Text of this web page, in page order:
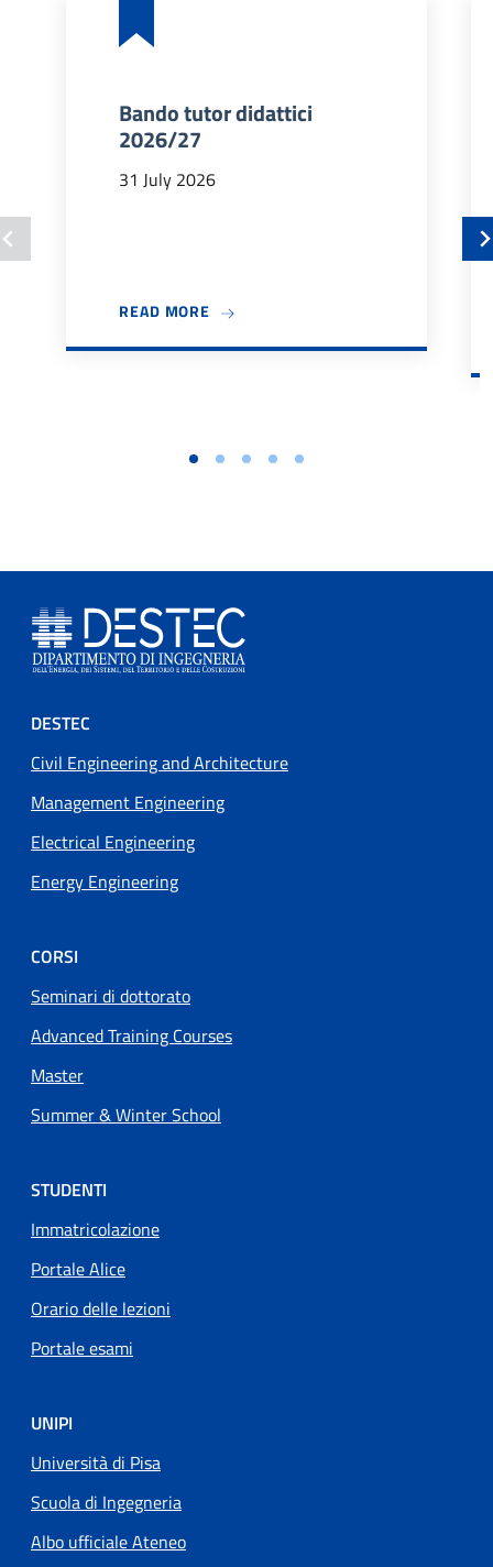
Bando tutor didattici
2026/27
31 July 2026
READ MORE ABOUT BANDO TUTOR DIDATTICI
Footer menu
DESTEC
Civil Engineering and Architecture
Management Engineering
Electrical Engineering
Energy Engineering
CORSI
Seminari di dottorato
Advanced Training Courses
Master
Summer & Winter School
STUDENTI
Immatricolazione
Portale Alice
Orario delle lezioni
Portale esami
UNIPI
Università di Pisa
Scuola di Ingegneria
Albo ufficiale Ateneo